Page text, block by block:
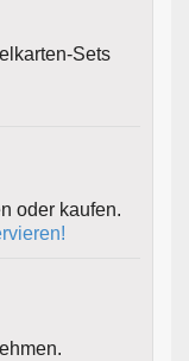
Sets
oder kaufen.